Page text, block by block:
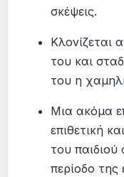
σκέψεις.
Κλονίζεται
του και
του η
Μια ακόμα
επιθετική
του παιδιού
περίοδο της